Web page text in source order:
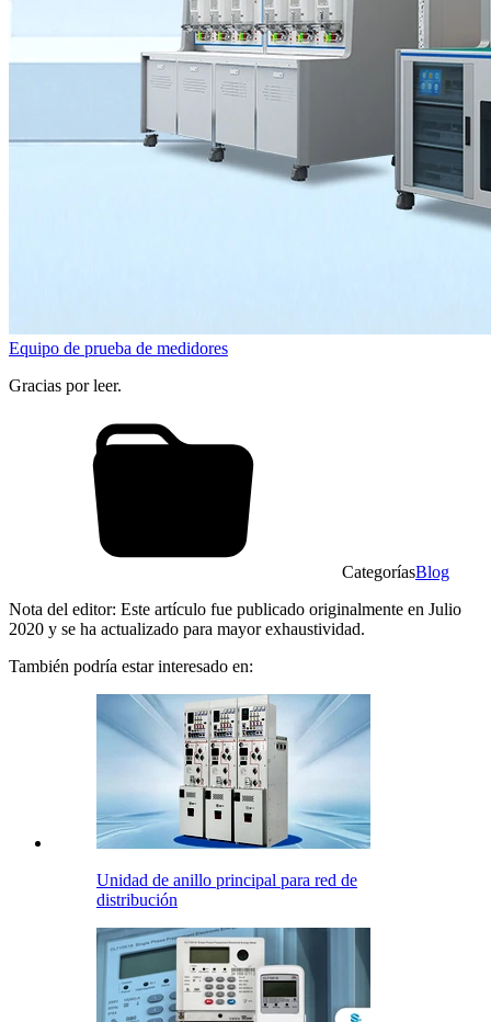
Equipo de prueba de medidores
Gracias por leer.
CategoríasBlog
Nota del editor: Este artículo fue publicado originalmente en Julio
2020 y se ha actualizado para mayor exhaustividad.
También podría estar interesado en:
Unidad de anillo principal para red de
distribución